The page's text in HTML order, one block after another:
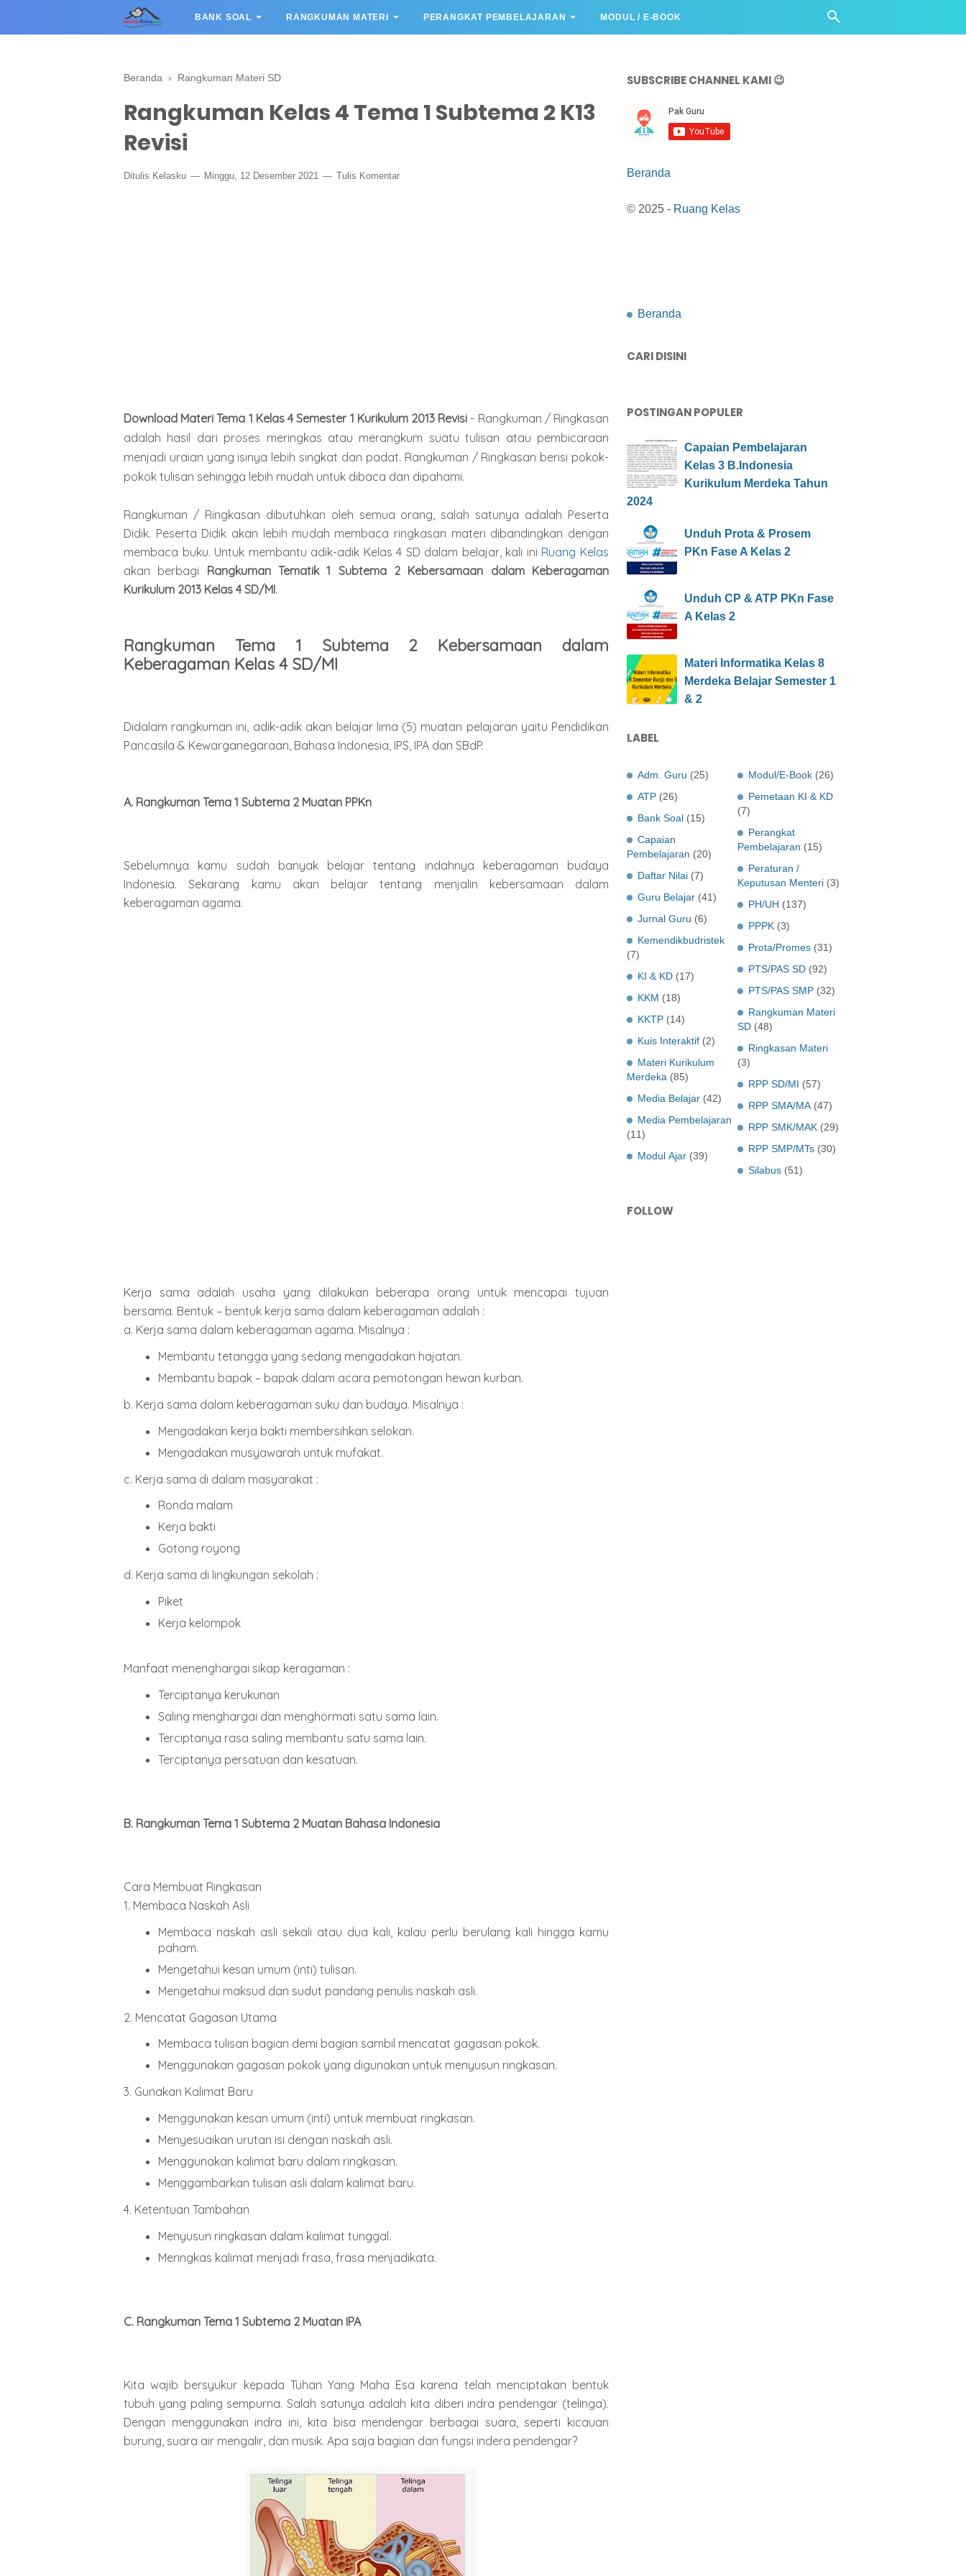
BANK SOAL RANGKUMAN MATERI PERANGKAT PEMBELAJARAN MODUL / E-BOOK
Beranda › Rangkuman Materi SD
Rangkuman Kelas 4 Tema 1 Subtema 2 K13
Revisi
Ditulis Kelasku Minggu, 12 Desember 2021 Tulis Komentar
Download Materi Tema 1 Kelas 4 Semester 1 Kurikulum 2013 Revisi - Rangkuman / Ringkasan
adalah hasil dari proses meringkas atau merangkum suatu tulisan atau pembicaraan
menjadi uraian yang isinya lebih singkat dan padat. Rangkuman / Ringkasan berisi pokok-
pokok tulisan sehingga lebih mudah untuk dibaca dan dipahami.
Rangkuman / Ringkasan dibutuhkan oleh semua orang, salah satunya adalah Peserta
Didik. Peserta Didik akan lebih mudah membaca ringkasan materi dibandingkan dengan
membaca buku. Untuk membantu adik-adik Kelas 4 SD dalam belajar, kali ini Ruang Kelas
akan berbagi Rangkuman Tematik 1 Subtema 2 Kebersamaan dalam Keberagaman
Kurikulum 2013 Kelas 4 SD/MI.
Rangkuman Tema 1 Subtema 2 Kebersamaan dalam
Keberagaman Kelas 4 SD/MI
Didalam rangkuman ini, adik-adik akan belajar lima (5) muatan pelajaran yaitu Pendidikan
Pancasila & Kewarganegaraan, Bahasa Indonesia, IPS, IPA dan SBdP.
A. Rangkuman Tema 1 Subtema 2 Muatan PPKn
Sebelumnya kamu sudah banyak belajar tentang indahnya keberagaman budaya
Indonesia. Sekarang kamu akan belajar tentang menjalin kebersamaan dalam
keberagaman agama.
Kerja sama adalah usaha yang dilakukan beberapa orang untuk mencapai tujuan
bersama. Bentuk – bentuk kerja sama dalam keberagaman adalah :
a. Kerja sama dalam keberagaman agama. Misalnya :
Membantu tetangga yang sedang mengadakan hajatan.
Membantu bapak – bapak dalam acara pemotongan hewan kurban.
b. Kerja sama dalam keberagaman suku dan budaya. Misalnya :
Mengadakan kerja bakti membersihkan selokan.
Mengadakan musyawarah untuk mufakat.
c. Kerja sama di dalam masyarakat :
Ronda malam
Kerja bakti
Gotong royong
d. Kerja sama di lingkungan sekolah :
Piket
Kerja kelompok
Manfaat menenghargai sikap keragaman :
Terciptanya kerukunan
Saling menghargai dan menghormati satu sama lain.
Terciptanya rasa saling membantu satu sama lain.
Terciptanya persatuan dan kesatuan.
B. Rangkuman Tema 1 Subtema 2 Muatan Bahasa Indonesia
Cara Membuat Ringkasan
1. Membaca Naskah Asli
Membaca naskah asli sekali atau dua kali, kalau perlu berulang kali hingga kamu
paham.
Mengetahui kesan umum (inti) tulisan.
Mengetahui maksud dan sudut pandang penulis naskah asli.
2. Mencatat Gagasan Utama
Membaca tulisan bagian demi bagian sambil mencatat gagasan pokok.
Menggunakan gagasan pokok yang digunakan untuk menyusun ringkasan.
3. Gunakan Kalimat Baru
Menggunakan kesan umum (inti) untuk membuat ringkasan.
Menyesuaikan urutan isi dengan naskah asli.
Menggunakan kalimat baru dalam ringkasan.
Menggambarkan tulisan asli dalam kalimat baru.
4. Ketentuan Tambahan
Menyusun ringkasan dalam kalimat tunggal.
Meringkas kalimat menjadi frasa, frasa menjadikata.
C. Rangkuman Tema 1 Subtema 2 Muatan IPA
Kita wajib bersyukur kepada Tuhan Yang Maha Esa karena telah menciptakan bentuk
tubuh yang paling sempurna. Salah satunya adalah kita diberi indra pendengar (telinga).
Dengan menggunakan indra ini, kita bisa mendengar berbagai suara, seperti kicauan
burung, suara air mengalir, dan musik. Apa saja bagian dan fungsi indera pendengar?
SUBSCRIBE CHANNEL KAMI 😉
Beranda
© 2025 - Ruang Kelas
Beranda
CARI DISINI
POSTINGAN POPULER
Capaian Pembelajaran
Kelas 3 B.Indonesia
Kurikulum Merdeka Tahun
2024
Unduh Prota & Prosem
PKn Fase A Kelas 2
Unduh CP & ATP PKn Fase
A Kelas 2
Materi Informatika Kelas 8
Merdeka Belajar Semester 1
& 2
LABEL
Adm. Guru (25)
ATP (26)
Bank Soal (15)
Capaian
Pembelajaran (20)
Daftar Nilai (7)
Guru Belajar (41)
Jurnal Guru (6)
Kemendikbudristek
(7)
KI & KD (17)
KKM (18)
KKTP (14)
Kuis Interaktif (2)
Materi Kurikulum
Merdeka (85)
Media Belajar (42)
Media Pembelajaran
(11)
Modul Ajar (39)
Modul/E-Book (26)
Pemetaan KI & KD
(7)
Perangkat
Pembelajaran (15)
Peraturan /
Keputusan Menteri (3)
PH/UH (137)
PPPK (3)
Prota/Promes (31)
PTS/PAS SD (92)
PTS/PAS SMP (32)
Rangkuman Materi
SD (48)
Ringkasan Materi
(3)
RPP SD/MI (57)
RPP SMA/MA (47)
RPP SMK/MAK (29)
RPP SMP/MTs (30)
Silabus (51)
FOLLOW